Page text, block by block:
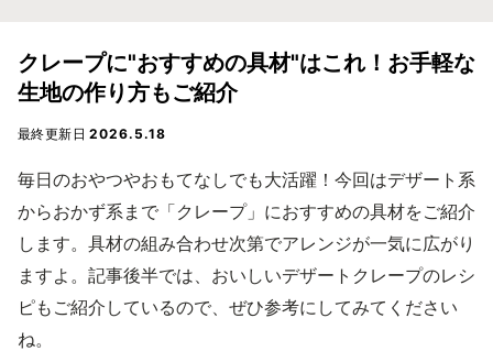
クレープに"おすすめの具材"はこれ！お手軽な
生地の作り方もご紹介
最終更新日2026.5.18
毎日のおやつやおもてなしでも大活躍！今回はデザート系
からおかず系まで「クレープ」におすすめの具材をご紹介
します。具材の組み合わせ次第でアレンジが一気に広がり
ますよ。記事後半では、おいしいデザートクレープのレシ
ピもご紹介しているので、ぜひ参考にしてみてください
ね。